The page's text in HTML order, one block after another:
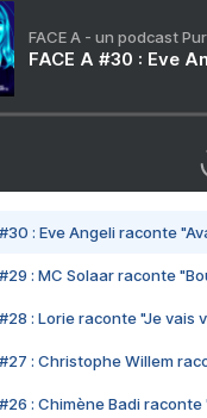
FACE A - un podcast
FACE A #30 : Eve
#30 : Eve Angeli raconte
#29 : MC Solaar raconte
#28 : Lorie raconte "Je vais
#27 : Christophe Willem
#26 : Chimène Badi